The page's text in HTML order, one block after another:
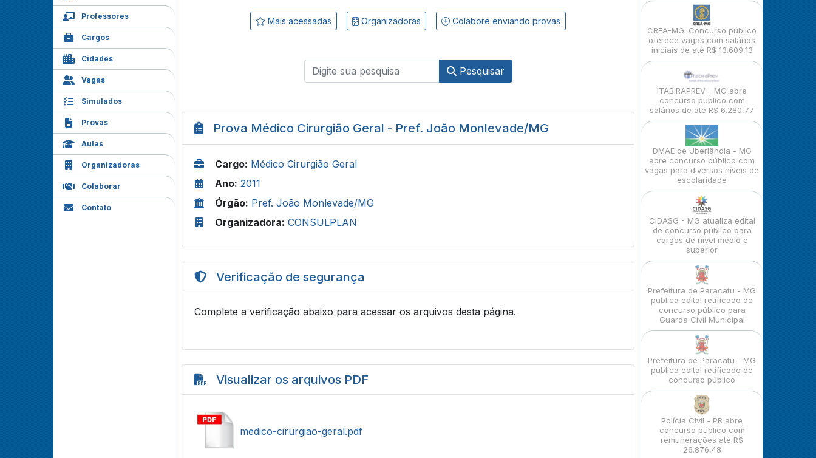
Professores
Cargos
Cidades
Vagas
Simulados
Provas
Aulas
Organizadoras
Colaborar
Contato
Mais acessadas Organizadoras Colabore enviando provas
Pesquisar
Prova Médico Cirurgião Geral - Pref. João Monlevade/MG
Cargo: Médico Cirurgião Geral
Ano: 2011
Órgão: Pref. João Monlevade/MG
Organizadora: CONSULPLAN
Verificação de segurança
Complete a verificação abaixo para acessar os arquivos desta página.
Visualizar os arquivos PDF
medico-cirurgiao-geral.pdf
CREA-MG: Concurso público
oferece vagas com salários
iniciais de até R$ 13.609,13
ITABIRAPREV - MG abre
concurso público com
salários de até R$ 6.280,77
DMAE de Uberlândia - MG
abre concurso público com
vagas para diversos níveis de
escolaridade
CIDASG - MG atualiza edital
de concurso público para
cargos de nível médio e
superior
Prefeitura de Paracatu - MG
publica edital retificado de
concurso público para
Guarda Civil Municipal
Prefeitura de Paracatu - MG
publica edital retificado de
concurso público
Polícia Civil - PR abre
concurso público com
remunerações até R$
26.876,48